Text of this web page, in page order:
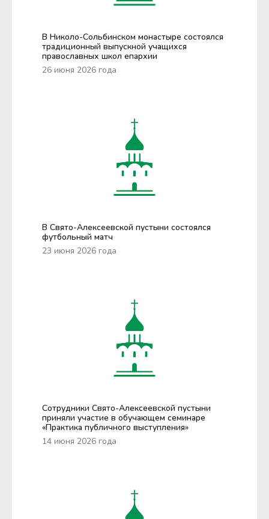
В Николо-Сольбинском монастыре состоялся
традиционный выпускной учащихся
православных школ епархии
26 июня 2026 года
В Свято-Алексеевской пустыни состоялся
футбольный матч
23 июня 2026 года
Сотрудники Свято-Алексеевской пустыни
приняли участие в обучающем семинаре
«Практика публичного выступления»
14 июня 2026 года